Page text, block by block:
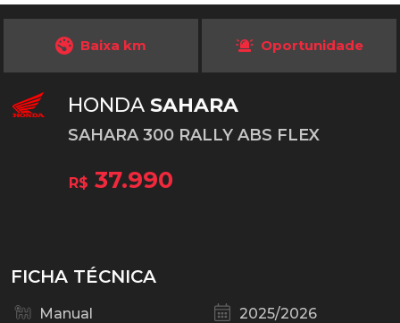
Baixa km Oportunidade
HONDA SAHARA
SAHARA 300 RALLY ABS FLEX
R$ 37.990
FICHA TÉCNICA
Manual 2025/2026